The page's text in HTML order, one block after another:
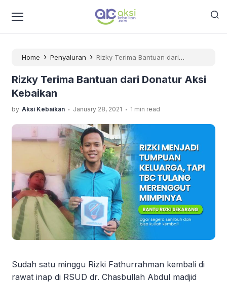
Home › Penyaluran › Rizky Terima Bantuan dari
Rizky Terima Bantuan dari Donatur Aksi
Kebaikan
by Aksi Kebaikan . January 28, 2021 . 1 min read
Sudah satu minggu Rizki Fathurrahman kembali di
rawat inap di RSUD dr. Chasbullah Abdul madjid